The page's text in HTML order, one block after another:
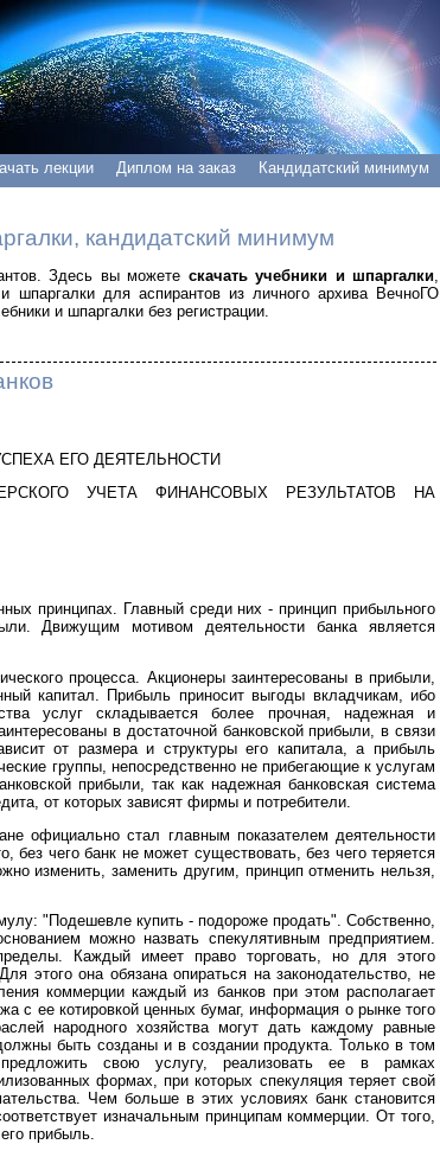
лекции Диплом на заказ Кандидатский минимум
кандидатский минимум
Здесь вы можете скачать учебники и шпаргалки
шпаргалки для аспирантов из личного архива ВечноГО
и шпаргалки без регистрации.
ЕГО ДЕЯТЕЛЬНОСТИ
УЧЕТА ФИНАНСОВЫХ РЕЗУЛЬТАТОВ НА
принципах. Главный среди них - принцип прибыльного
Движущим мотивом деятельности банка является
процесса. Акционеры заинтересованы в прибыли,
капитал. Прибыль приносит выгоды вкладчикам, ибо
услуг складывается более прочная, надежная и
в достаточной банковской прибыли, в связи
от размера и структуры его капитала, а прибыль
группы, непосредственно не прибегающие к услугам
прибыли, так как надежная банковская система
от которых зависят фирмы и потребители.
официально стал главным показателем деятельности
без чего банк не может существовать, без чего теряется
изменить, заменить другим, принцип отменить нельзя,
"Подешевле купить - подороже продать". Собственно,
можно назвать спекулятивным предприятием.
Каждый имеет право торговать, но для этого
этого она обязана опираться на законодательство, не
коммерции каждый из банков при этом располагает
ее котировкой ценных бумаг, информация о рынке того
народного хозяйства могут дать каждому равные
быть созданы и в создании продукта. Только в том
свою услугу, реализовать ее в рамках
формах, при которых спекуляция теряет свой
Чем больше в этих условиях банк становится
изначальным принципам коммерции. От того,
прибыль.